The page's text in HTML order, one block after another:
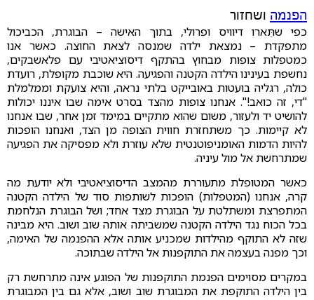
הפנמה ושחזור
כפי שתֵּארו דיוויס ופרולי, בתוך האישה – הבוגרת, הכביכול
מתפקדת – נמצאת ילדה שמנסה לצאת החוצה. כאשר אנו
כמטפלות צופות מבחוץ בהתקף דיסוציאטיבי עם פלאשבקים,
נחשפת בעינינו הילדה הקטנה והפגיעה. היא שוכבת מקופלת, רועדת
כולה, רגליה בועטות באובייקט בלתי נראה, והיא צועקת וממלמלת
"די, זה כואב!". אנחנו צופות מהצד בסרט אימה שבו איננו יכולות
להושיט יד ולעזור, משום שהוא מתקיים במימד זמן אחר, שבו אנחנו
לא קיימות. כך משתחזרת חווית הצופה מן הצד, ואנחנו הופכות
להיות הדמות האומניפוטנטית שלא עוזרת ולא מפסיקה את הפגיעה
שמתרחשת אל מול עיניה.
כאשר המטופלת מתעוררת מהמצב הדיסוציאטיבי ולא יודעת מה
קרה, אנחנו (המטפלות) הופכות לשותפות סוד של הילדה הקטנה
המתפרצת ומשתלטת על הבוגרת מצד אחד; ושל הבוגרת הנלחמת
בכל הכוח נגד הילדה הקטנה שמשביתה אותה שוב ושוב. היא מבינה
שזה לא התוקף מהילדות שמכניע אותה אלא ההפנמה של האימה,
וכך מפנה בעצמה את התוקפנות אל הילדה שבתוכה.
במקרים מסוימים הפנמת התוקפנות של הפוגע אינה מתרחשת רק
בין הילדה התוקפת את המבוגרת שוב ושוב, אלא גם בין המבוגרת